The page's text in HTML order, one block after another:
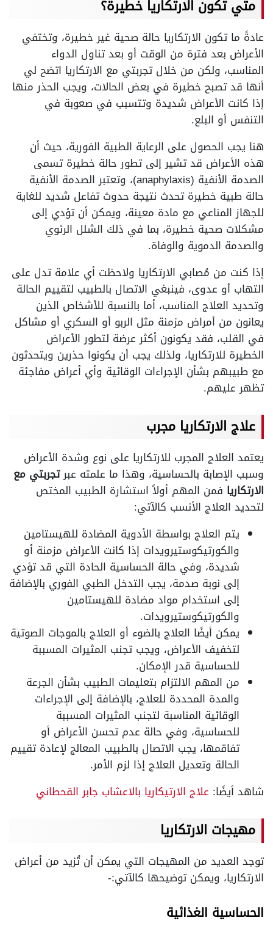
متي تكون الارتكاريا خطيرة؟
عادةً ما تكون الارتكاريا حالة صحية غير خطيرة، وتختفي
الأعراض بعد فترة من الوقت أو بعد تناول الدواء
المناسب، ولكن من خلال تجربتي مع الارتكاريا اتضح لي
أنها قد تصبح خطيرة في بعض الحالات، ويجب الحذر منها
إذا كانت الأعراض شديدة وتتسبب في صعوبة في
التنفس أو البلع.
هنا يجب الحصول على الرعاية الطبية الفورية، حيث أن
هذه الأعراض قد تشير إلى تطور حالة خطيرة تسمى
الصدمة الأنفية (anaphylaxis)، وتعتبر الصدمة الأنفية
حالة طبية خطيرة تحدث نتيجة حدوث تفاعل شديد للغاية
للجهاز المناعي مع مادة معينة، ويمكن أن تؤدي إلى
مشكلات صحية خطيرة، بما في ذلك الشلل الرئوي
والصدمة الدموية والوفاة.
إذا كنت من مُصابي الارتكاريا ولاحظت أي علامة تدل على
التهاب أو عدوى، فينبغي الاتصال بالطبيب لتقييم الحالة
وتحديد العلاج المناسب، أما بالنسبة للأشخاص الذين
يعانون من أمراض مزمنة مثل الربو أو السكري أو مشاكل
في القلب، فقد يكونون أكثر عرضة لتطور الأعراض
الخطيرة للارتكاريا، ولذلك يجب أن يكونوا حذرين ويتحدثون
مع طبيبهم بشأن الإجراءات الوقائية وأي أعراض مفاجئة
تظهر عليهم.
علاج الارتكاريا مجرب
يعتمد العلاج المجرب للارتكاريا على نوع وشدة الأعراض
وسبب الإصابة بالحساسية، وهذا ما علمته عبرتجربتي مع
الارتكاريا فمن المهم أولاً استشارة الطبيب المختص
لتحديد العلاج الأنسب كالآتي:
يتم العلاج بواسطة الأدوية المضادة للهيستامين
والكورتيكوستيرويدات إذا كانت الأعراض مزمنة أو
شديدة، وفي حالة الحساسية الحادة التي قد تؤدي
إلى نوبة صدمة، يجب التدخل الطبي الفوري بالإضافة
إلى استخدام مواد مضادة للهيستامين
والكورتيكوستيرويدات.
يمكن أيضًا العلاج بالضوء أو العلاج بالموجات الصوتية
لتخفيف الأعراض، ويجب تجنب المثيرات المسببة
للحساسية قدر الإمكان.
من المهم الالتزام بتعليمات الطبيب بشأن الجرعة
والمدة المحددة للعلاج، بالإضافة إلى الإجراءات
الوقائية المناسبة لتجنب المثيرات المسببة
للحساسية، وفي حالة عدم تحسن الأعراض أو
تفاقمها، يجب الاتصال بالطبيب المعالج لإعادة تقييم
الحالة وتعديل العلاج إذا لزم الأمر.
شاهد أيضًا: علاج الارتيكاريا بالاعشاب جابر القحطاني
مهيجات الارتكاريا
توجد العديد من المهيجات التي يمكن أن تُزيد من أعراض
الارتكاريا، ويمكن توضيحها كالآتي:-
الحساسية الغذائية